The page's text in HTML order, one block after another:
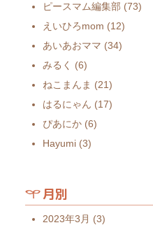
ピースマム編集部 (73)
えいひろmom (12)
あいあおママ (34)
みるく
(6)
ねこまんま (21)
はるにゃん (17)
ぴあにか(6)
Hayumi(3)
月別
2023年3月 (3)